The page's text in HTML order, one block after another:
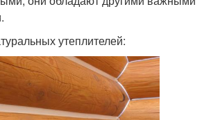
утеплителей: